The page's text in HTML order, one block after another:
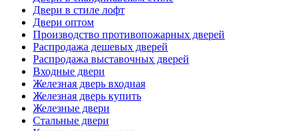
Двери в стиле лофт
Двери оптом
Производство противопожарных дверей
Распродажа дешевых дверей
Распродажа выставочных дверей
Входные двери
Железная дверь входная
Железная дверь купить
Железные двери
Стальные двери